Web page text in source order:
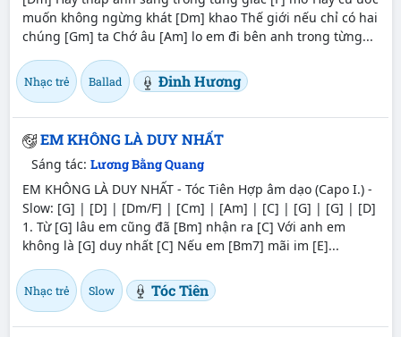
muốn không ngừng khát [Dm] khao Thế giới nếu chỉ có hai
chúng [Gm] ta Chớ âu [Am] lo em đi bên anh trong từng...
Nhạc trẻ Ballad Đinh Hương
EM KHÔNG LÀ DUY NHẤT
Sáng tác: Lương Bằng Quang
EM KHÔNG LÀ DUY NHẤT - Tóc Tiên Hợp âm dạo (Capo I.) -
Slow: [G] | [D] | [Dm/F] | [Cm] | [Am] | [C] | [G] | [G] | [D]
1. Từ [G] lâu em cũng đã [Bm] nhận ra [C] Với anh em
không là [G] duy nhất [C] Nếu em [Bm7] mãi im [E]...
Nhạc trẻ Slow Tóc Tiên